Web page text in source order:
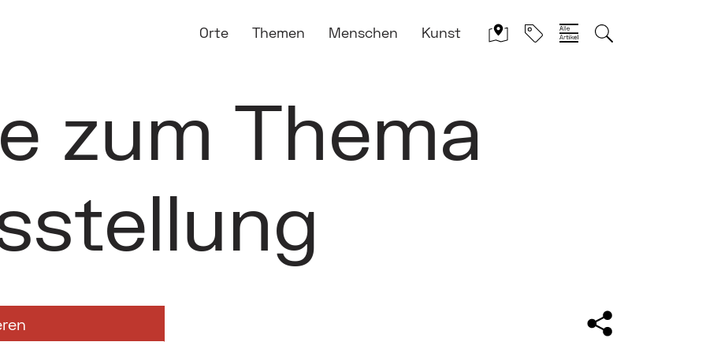
Orte Themen Menschen Kunst
zum Thema